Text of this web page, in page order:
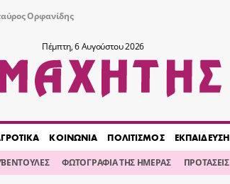
Ορφανίδης
Πέμπτη, 6 Αυγούστου 2026
ΚΟΙΝΩΝΙΑ ΠΟΛΙΤΙΣΜΟΣ ΕΚΠΑΙΔΕΥΣΗ
ΦΩΤΟΓΡΑΦΙΑ ΤΗΣ ΗΜΕΡΑΣ ΠΡΟΤΑΣΕΙΣ